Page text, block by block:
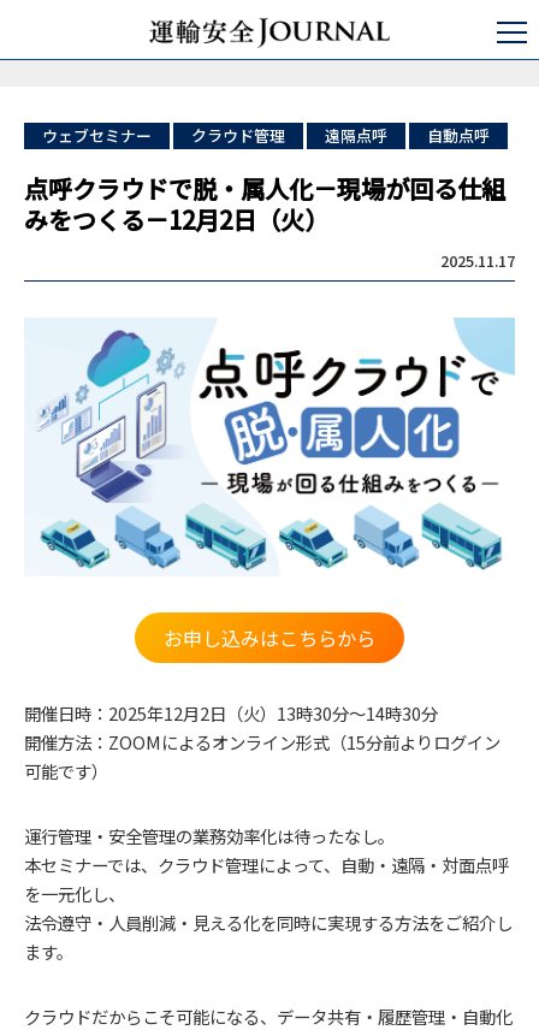
セミナ・コンサルティング
点呼クラウドで脱・属人化－現場が回る仕組みをつくる－12月2日（火）
ウェブセミナー クラウド管理 遠隔点呼 自動点呼
点呼クラウドで脱・属人化－現場が回る仕組
みをつくる－12月2日（火）
2025.11.17
お申し込みはこちらから
開催日時：2025年12月2日（火）13時30分～14時30分
開催方法：ZOOMによるオンライン形式（15分前よりログイン
可能です）
運行管理・安全管理の業務効率化は待ったなし。
本セミナーでは、クラウド管理によって、自動・遠隔・対面点呼
を一元化し、
法令遵守・人員削減・見える化を同時に実現する方法をご紹介し
ます。
クラウドだからこそ可能になる、データ共有・履歴管理・自動化